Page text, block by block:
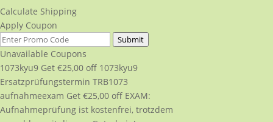
Calculate Shipping
Apply Coupon
Submit
Unavailable Coupons
1073kyu9 Get €25,00 off 1073kyu9
Ersatzprüfungstermin TRB1073
aufnahmeexam Get €25,00 off EXAM:
Aufnahmeprüfung ist kostenfrei, trotzdem